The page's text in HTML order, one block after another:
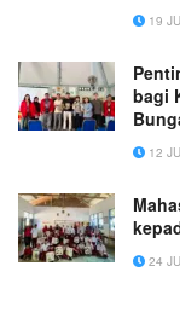
19
bagi
12
24